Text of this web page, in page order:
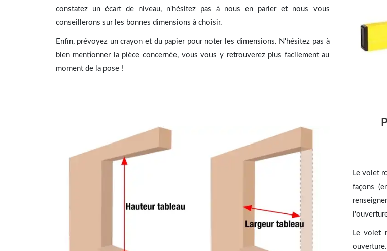
constatez un écart de niveau, n'hésitez pas à nous en parler et nous vous
conseillerons sur les bonnes dimensions à choisir.
Enfin, prévoyez un crayon et du papier pour noter les dimensions. N'hésitez pas à
bien mentionner la pièce concernée, vous vous y retrouverez plus facilement au
moment de la pose !
Le volet
façons
Le volet